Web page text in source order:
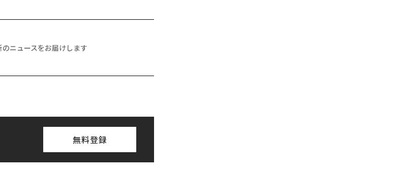
ニュースをお届けします
無料登録